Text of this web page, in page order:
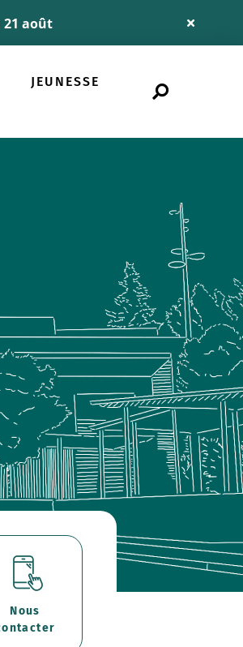
21 août
Fermer
Info
JEUNESSE
Nous